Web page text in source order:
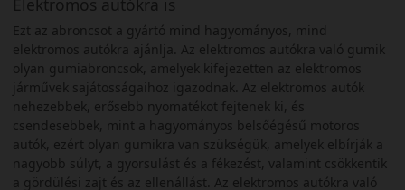
Ezt az abroncsot a gyártó mind hagyományos, mind
elektromos autókra ajánlja. Az elektromos autókra való gumik
olyan gumiabroncsok, amelyek kifejezetten az elektromos
járművek sajátosságaihoz igazodnak. Az elektromos autók
nehezebbek, erősebb nyomatékot fejtenek ki, és
csendesebbek, mint a hagyományos belsőégésű motoros
autók, ezért olyan gumikra van szükségük, amelyek elbírják a
nagyobb súlyt, a gyorsulást és a fékezést, valamint csökkentik
a gördülési zajt és az ellenállást. Az elektromos autókra való